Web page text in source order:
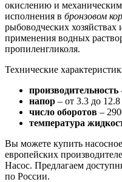
окислению и
исполнения в бронзовом
рыбоводческих
применения водных
пропиленгликоля.
Технические
производительность
напор – от 3.3 до
число оборотов –
температура
Вы можете купить
европейских
Насос. Предлагаем
по России.